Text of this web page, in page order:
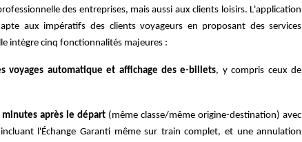
des entreprises, mais aussi aux clients loisirs. L'application
aux impératifs des clients voyageurs en proposant des services
intègre cinq fonctionnalités majeures :
voyages automatique et affichage des e-billets, y compris ceux de
minutes après le départ (même classe/même origine-destination) avec
l'Échange Garanti même sur train complet, et une annulation